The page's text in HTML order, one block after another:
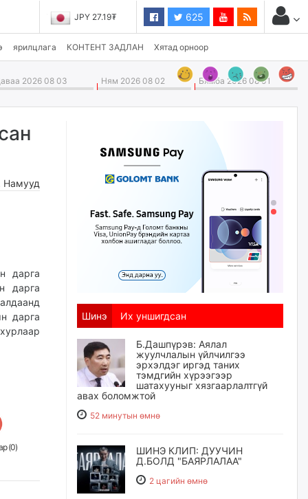
JPY 27.19₮ 625
ярилцлага КОНТЕНТ ЗАДЛАН Хятад орноор
2026 08 03 Ням 2026 08 02 Бямба 2026 08 01
Намууд
дарга
дарга
дарга
(0)
Шинэ Их уншигдсан
Б.Дашпүрэв: Аялал
жуулчлалын үйлчилгээ
эрхэлдэг иргэд таних
тэмдгийн хүрээгээр
шатахууныг хязгаарлалтгүй
авах боломжтой
52 минутын өмнө
ШИНЭ КЛИП: ДУУЧИН
Д.БОЛД "БАЯРЛАЛАА"
2 цагийн өмнө